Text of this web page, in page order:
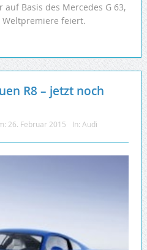
auf Basis des Mercedes G 63,
Weltpremiere feiert.
R8 – jetzt noch
26. Februar 2015 In: Audi